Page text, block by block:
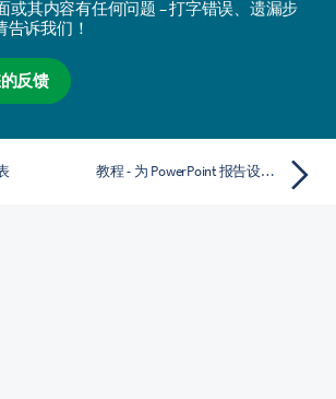
或其内容有任何问题 – 打字错误、遗漏步
告诉我们！
反馈
教程 - 为 PowerPoint 报告设计工作表